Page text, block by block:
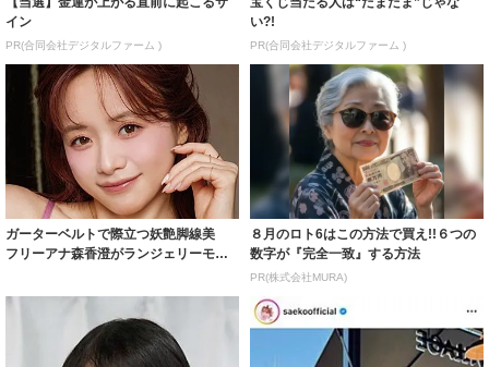
イン
PR(合同会社デジタルファーム )
い?!
PR(合同会社デジタルファーム )
ガーターベルトで際立つ妖艶脚線美
フリーアナ森香澄がランジェリーモデ
８月のロト6はこの方法で買え!!６つの
数字が『完全一致』する方法
PR(株式会社MURA)